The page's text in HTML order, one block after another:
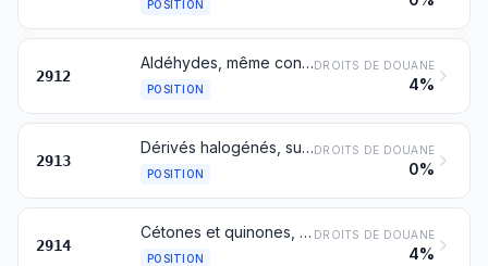
POSITION
2912
Aldéhydes, même contenant d'autres fonctions oxygénées; polymères cycliques des aldéhydes; paraformaldéhyde
POSITION
DROITS DE DOUANE
4%
2913
Dérivés halogénés, sulfonés, nitrés ou nitrosés des produits du no 2912
POSITION
DROITS DE DOUANE
0%
2914
Cétones et quinones, même contenant d'autres fonctions oxygénées, et leurs dérivés halogénés, sulfonés, nitrés ou nitrosés
POSITION
DROITS DE DOUANE
4%